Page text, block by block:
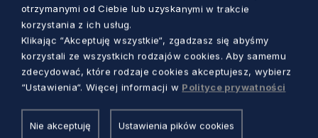
otrzymanymi od Ciebie lub uzyskanymi w trakcie
korzystania z ich usług.
Klikając “Akceptuję wszystkie“, zgadzasz się abyśmy
korzystali ze wszystkich rodzajów cookies. Aby samemu
zdecydować, które rodzaje cookies akceptujesz, wybierz
“Ustawienia“. Więcej informacji w Polityce prywatności
Nie akceptuję Ustawienia pików cookies